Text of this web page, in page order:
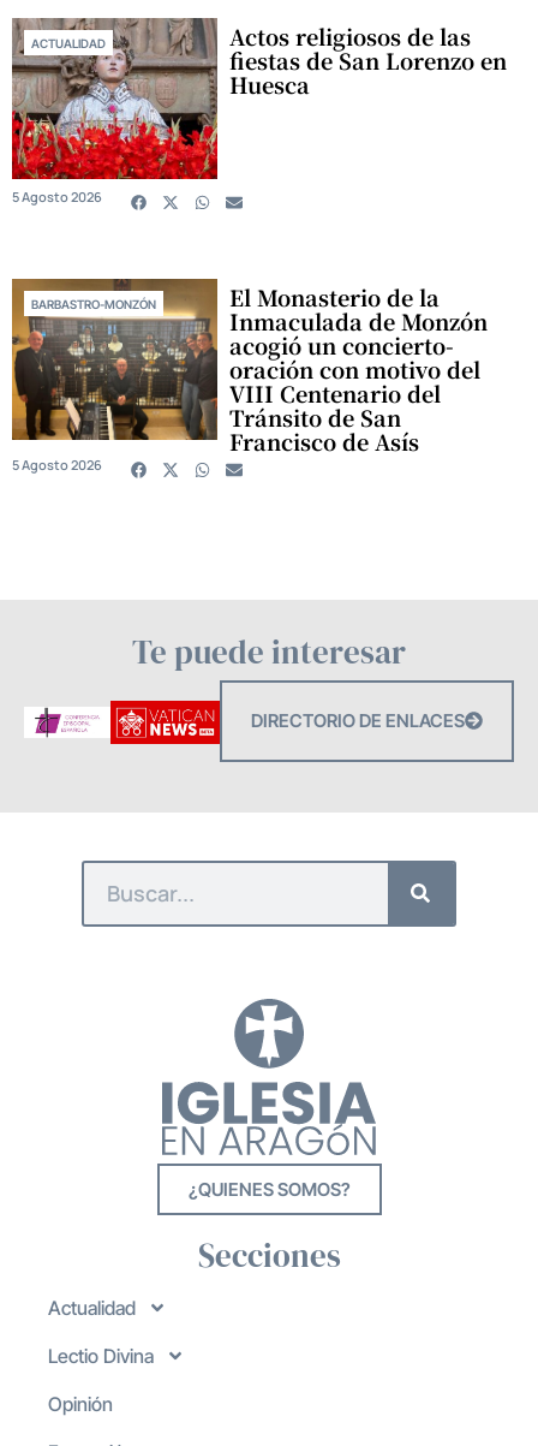
ACTUALIDAD Actos religiosos de las
fiestas de San Lorenzo en
Huesca
5 Agosto 2026
BARBASTRO-MONZÓN El Monasterio de la
Inmaculada de Monzón
acogió un concierto-
oración con motivo del
VIII Centenario del
Tránsito de San
Francisco de Asís
5 Agosto 2026
Te puede interesar
DIRECTORIO DE ENLACES
¿QUIENES SOMOS?
Secciones
Actualidad
Lectio Divina
Opinión